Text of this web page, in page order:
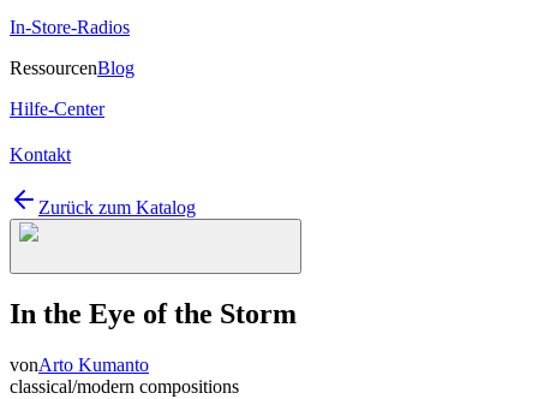
In-Store-Radios
RessourcenBlog
Hilfe-Center
Kontakt
Zurück zum Katalog
In the Eye of the Storm
vonArto Kumanto
classical/modern compositions